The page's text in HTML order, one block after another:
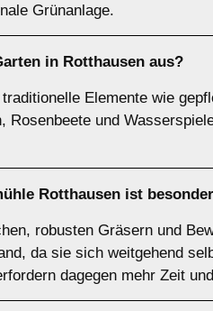
Grünanlage.
in Rotthausen aus?
Elemente wie
Rosenbeete und
Rotthausen ist
robusten Gräsern und
da sie sich weitgehend
dagegen mehr Zeit